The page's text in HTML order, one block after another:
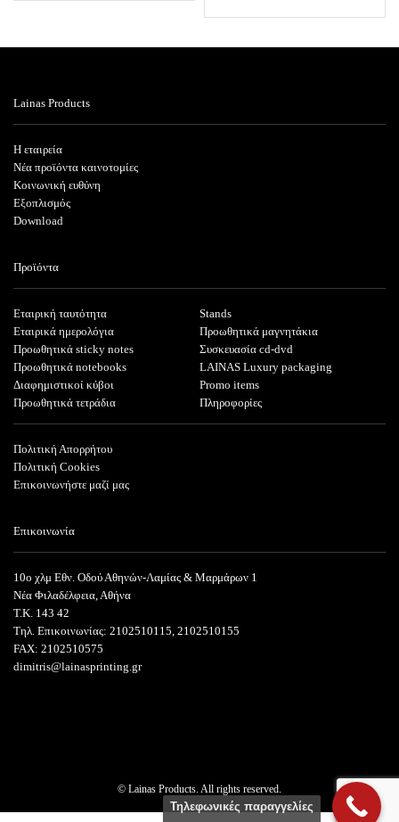
Lainas Products
Η εταιρεία
Νέα προϊόντα καινοτομίες
Κοινωνική ευθύνη
Εξοπλισμός
Download
Προϊόντα
Εταιρική ταυτότητα
Εταιρικά ημερολόγια
Προωθητικά sticky notes
Προωθητικά notebooks
Διαφημιστικοί κύβοι
Προωθητικά τετράδια
Stands
Προωθητικά μαγνητάκια
Συσκευασία cd-dvd
LAINAS Luxury packaging
Promo items
Πληροφορίες
Πολιτική Απορρήτου
Πολιτική Cookies
Επικοινωνήστε μαζί μας
Επικοινωνία
10ο χλμ Εθν. Οδού Αθηνών-Λαμίας & Μαρμάρων 1
Νέα Φιλαδέλφεια, Αθήνα
T.K. 143 42
Τηλ. Επικοινωνίας: 2102510115, 2102510155
FAX: 2102510575
dimitris@lainasprinting.gr
© Lainas Products. All rights reserved.
Τηλεφωνικές παραγγελίες